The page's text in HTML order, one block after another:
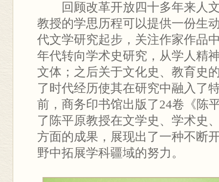
回顾改革开放四十多年来人
教授的学思历程可以提供一份生
代文学研究起步，关注作家作品
年代转向学术史研究，从学人精
文体；之后关于文化史、教育史
了时代经历使其在研究中融入了
前，商务印书馆出版了24卷《陈
了陈平原教授在文学史、学术史
方面的成果，展现出了一种不断
野中拓展学科疆域的努力。